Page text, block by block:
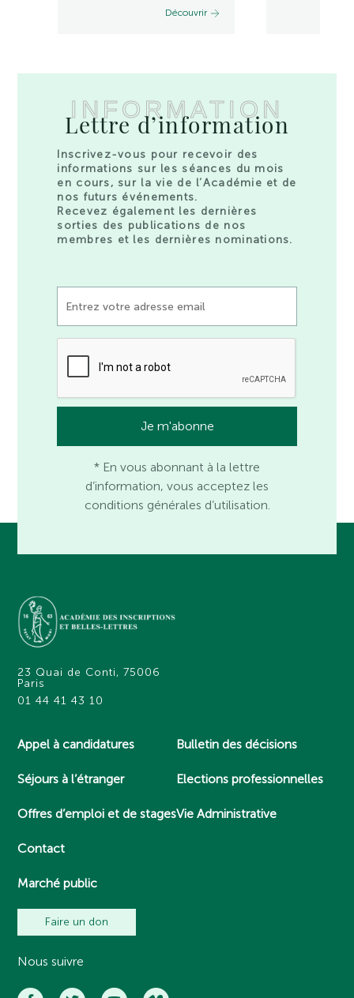
Découvrir
INFORMATION
Lettre d’information
Inscrivez-vous pour recevoir des
informations sur les séances du mois
en cours, sur la vie de l’Académie et de
nos futurs événements.
Recevez également les dernières
sorties des publications de nos
membres et les dernières nominations.
* En vous abonnant à la lettre
d’information, vous acceptez les
conditions générales d’utilisation.
23 Quai de Conti, 75006
Paris
01 44 41 43 10
Appel à candidatures
Séjours à l’étranger
Offres d’emploi et de stages
Contact
Marché public
Bulletin des décisions
Elections professionnelles
Vie Administrative
Faire un don
Nous suivre